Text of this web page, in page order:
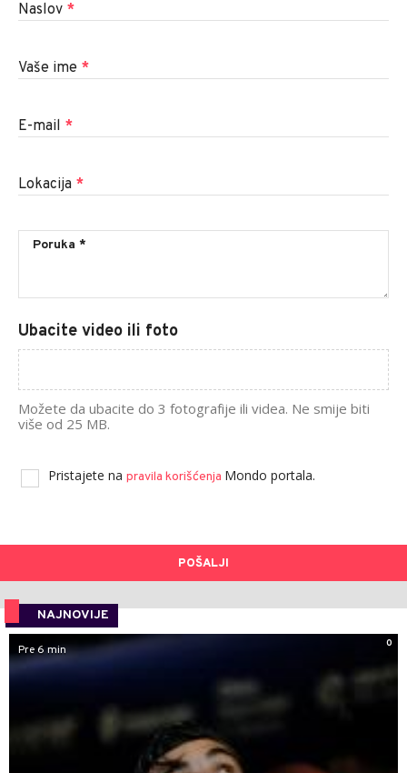
Naslov *
Vaše ime *
E-mail *
Lokacija *
Ubacite video ili foto
Možete da ubacite do 3 fotografije ili videa. Ne smije biti
više od 25 MB.
Pristajete na pravila korišćenja Mondo portala.
POŠALJI
NAJNOVIJE
0
Pre 6 min